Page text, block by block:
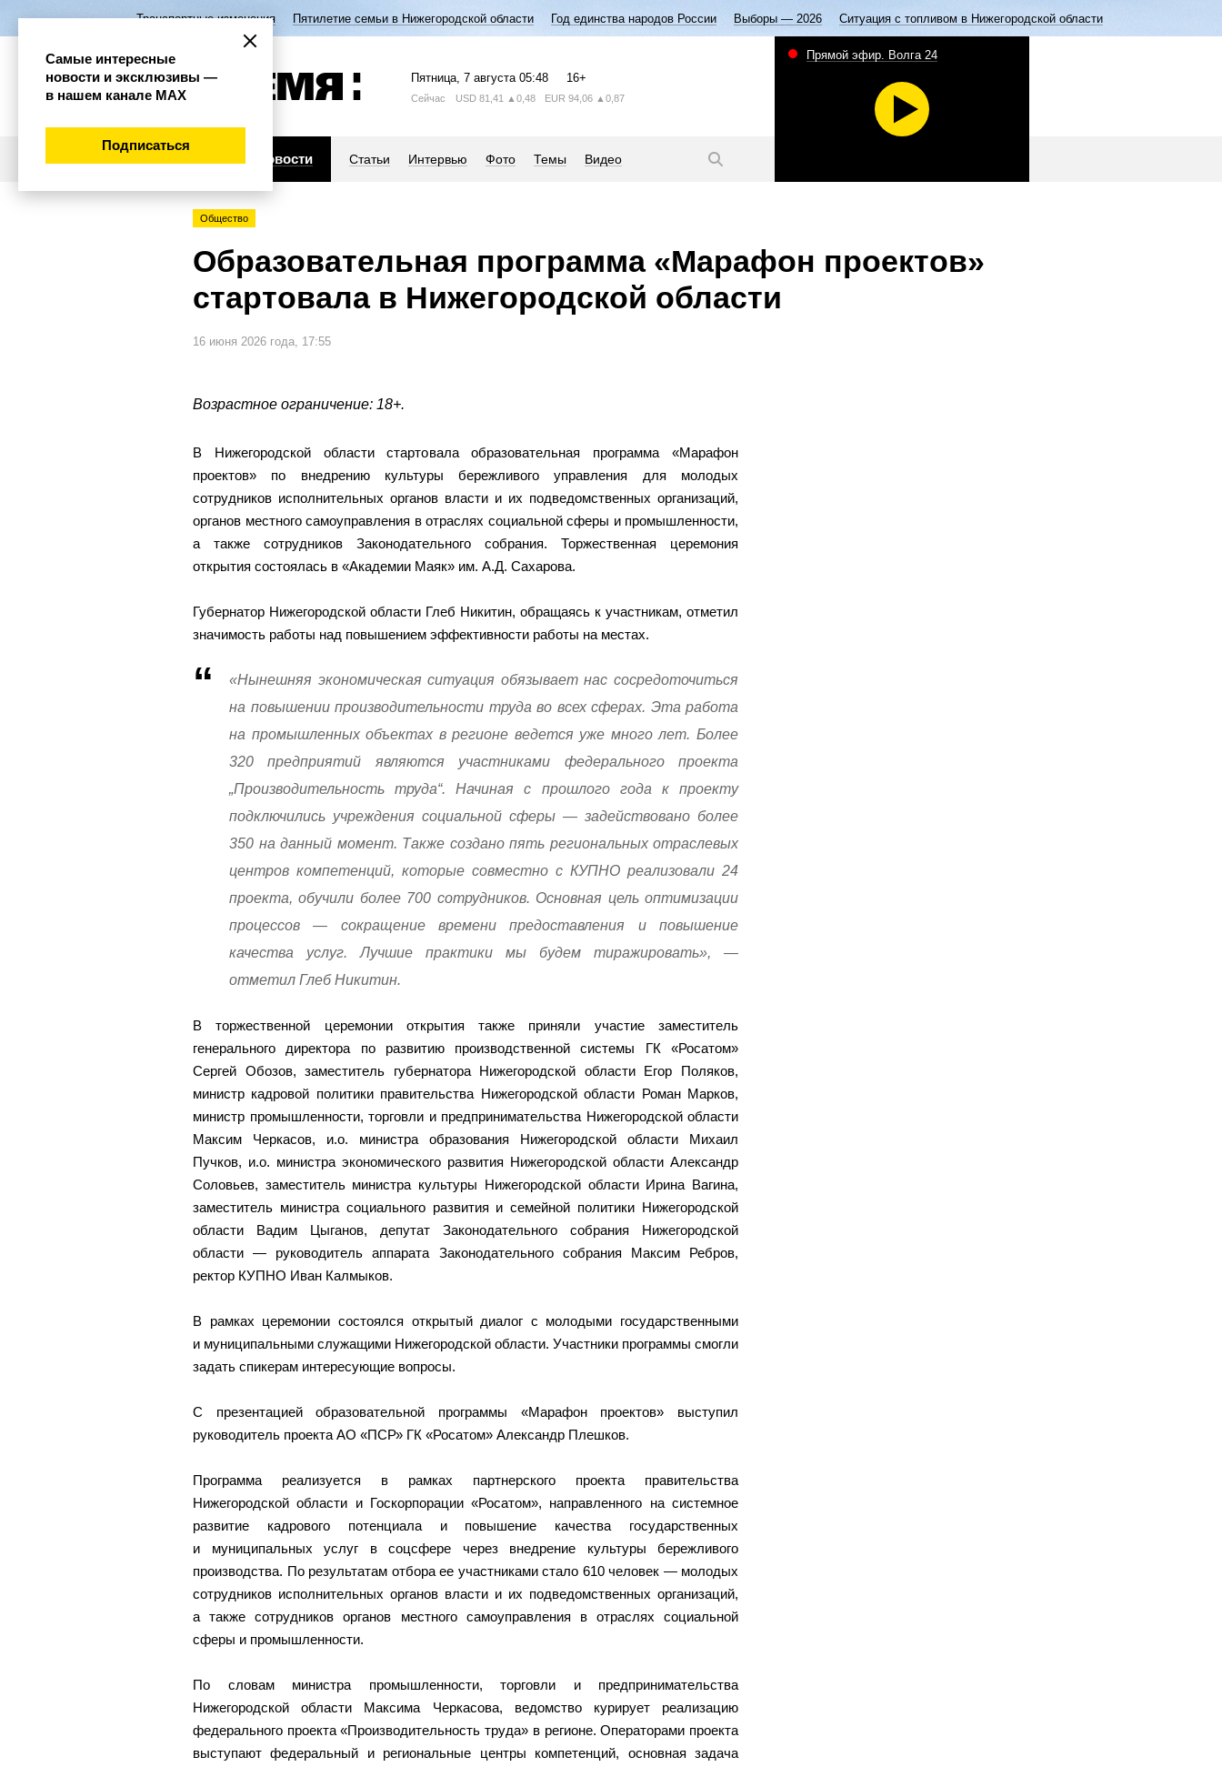
Транспортные изменения Пятилетие семьи в Нижегородской области Год единства народов России Выборы — 2026 Ситуация с топливом в Нижегородской области
Пятница, 7 августа 05:48 16+
Сейчас USD 81,41 ▲0,48 EUR 94,06 ▲0,87
Новости Статьи Интервью Фото Темы Видео
Прямой эфир. Волга 24
Общество
Образовательная программа «Марафон проектов»
стартовала в Нижегородской области
16 июня 2026 года, 17:55
Возрастное ограничение: 18+.
В Нижегородской области стартовала образовательная программа «Марафон
проектов» по внедрению культуры бережливого управления для молодых
сотрудников исполнительных органов власти и их подведомственных организаций,
органов местного самоуправления в отраслях социальной сферы и промышленности,
а также сотрудников Законодательного собрания. Торжественная церемония
открытия состоялась в «Академии Маяк» им. А.Д. Сахарова.
Губернатор Нижегородской области Глеб Никитин, обращаясь к участникам, отметил
значимость работы над повышением эффективности работы на местах.
«Нынешняя экономическая ситуация обязывает нас сосредоточиться
на повышении производительности труда во всех сферах. Эта работа
на промышленных объектах в регионе ведется уже много лет. Более
320 предприятий являются участниками федерального проекта
„Производительность труда“. Начиная с прошлого года к проекту
подключились учреждения социальной сферы — задействовано более
350 на данный момент. Также создано пять региональных отраслевых
центров компетенций, которые совместно с КУПНО реализовали 24
проекта, обучили более 700 сотрудников. Основная цель оптимизации
процессов — сокращение времени предоставления и повышение
качества услуг. Лучшие практики мы будем тиражировать», —
отметил Глеб Никитин.
В торжественной церемонии открытия также приняли участие заместитель
генерального директора по развитию производственной системы ГК «Росатом»
Сергей Обозов, заместитель губернатора Нижегородской области Егор Поляков,
министр кадровой политики правительства Нижегородской области Роман Марков,
министр промышленности, торговли и предпринимательства Нижегородской области
Максим Черкасов, и.о. министра образования Нижегородской области Михаил
Пучков, и.о. министра экономического развития Нижегородской области Александр
Соловьев, заместитель министра культуры Нижегородской области Ирина Вагина,
заместитель министра социального развития и семейной политики Нижегородской
области Вадим Цыганов, депутат Законодательного собрания Нижегородской
области — руководитель аппарата Законодательного собрания Максим Ребров,
ректор КУПНО Иван Калмыков.
В рамках церемонии состоялся открытый диалог с молодыми государственными
и муниципальными служащими Нижегородской области. Участники программы смогли
задать спикерам интересующие вопросы.
С презентацией образовательной программы «Марафон проектов» выступил
руководитель проекта АО «ПСР» ГК «Росатом» Александр Плешков.
Программа реализуется в рамках партнерского проекта правительства
Нижегородской области и Госкорпорации «Росатом», направленного на системное
развитие кадрового потенциала и повышение качества государственных
и муниципальных услуг в соцсфере через внедрение культуры бережливого
производства. По результатам отбора ее участниками стало 610 человек — молодых
сотрудников исполнительных органов власти и их подведомственных организаций,
а также сотрудников органов местного самоуправления в отраслях социальной
сферы и промышленности.
По словам министра промышленности, торговли и предпринимательства
Нижегородской области Максима Черкасова, ведомство курирует реализацию
федерального проекта «Производительность труда» в регионе. Операторами проекта
выступают федеральный и региональные центры компетенций, основная задача
Самые интересные
новости и эксклюзивы —
в нашем канале МАХ
Подписаться